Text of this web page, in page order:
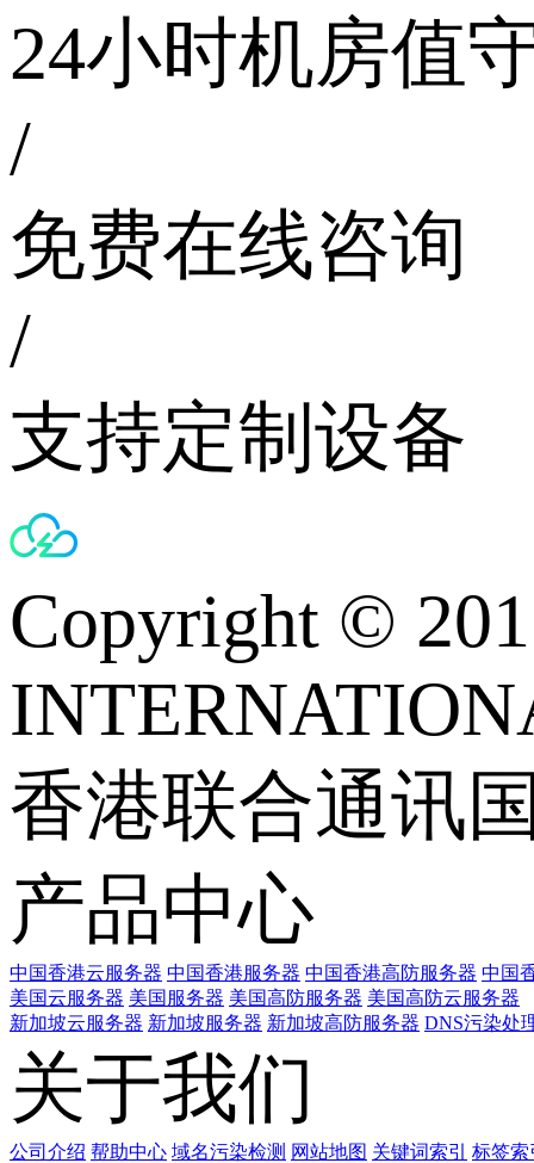
24小时机房值
/
免费在线咨询
/
支持定制设备
Copyright ©
香港联合通讯
产品中心
中国香港云服务器 中国香港服务器 中国香港高防服务器 中国
美国云服务器 美国服务器 美国高防服务器 美国高防云服务器
新加坡云服务器 新加坡服务器 新加坡高防服务器 DNS污染处
关于我们
公司介绍 帮助中心 域名污染检测 网站地图 关键词索引 标签索